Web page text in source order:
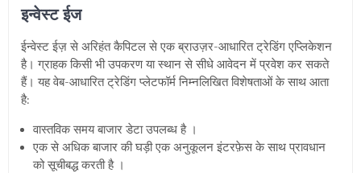
इन्वेस्ट ईज
ईन्वेस्ट ईज़ से अरिहंत कैपिटल से एक ब्राउज़र-आधारित ट्रेडिंग एप्लिकेशन
है। ग्राहक किसी भी उपकरण या स्थान से सीधे आवेदन में प्रवेश कर सकते
हैं। यह वेब-आधारित ट्रेडिंग प्लेटफॉर्म निम्नलिखित विशेषताओं के साथ आता
है:
वास्तविक समय बाजार डेटा उपलब्ध है ।
एक से अधिक बाजार की घड़ी एक अनुकूलन इंटरफ़ेस के साथ प्रावधान
को सूचीबद्ध करती है ।